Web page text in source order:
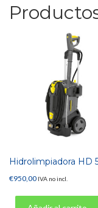
Hidrolimpiadora HD
€950,00 IVA no incl.